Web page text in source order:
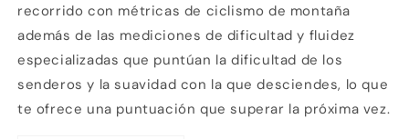
recorrido con métricas de ciclismo de montaña
además de las mediciones de dificultad y fluidez
especializadas que puntúan la dificultad de los
senderos y la suavidad con la que desciendes, lo que
te ofrece una puntuación que superar la próxima vez.